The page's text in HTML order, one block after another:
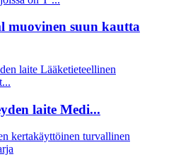
muovinen suun kautta
laite Medi...